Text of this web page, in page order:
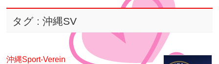
タグ : 沖縄SV
沖縄Sport-Verein